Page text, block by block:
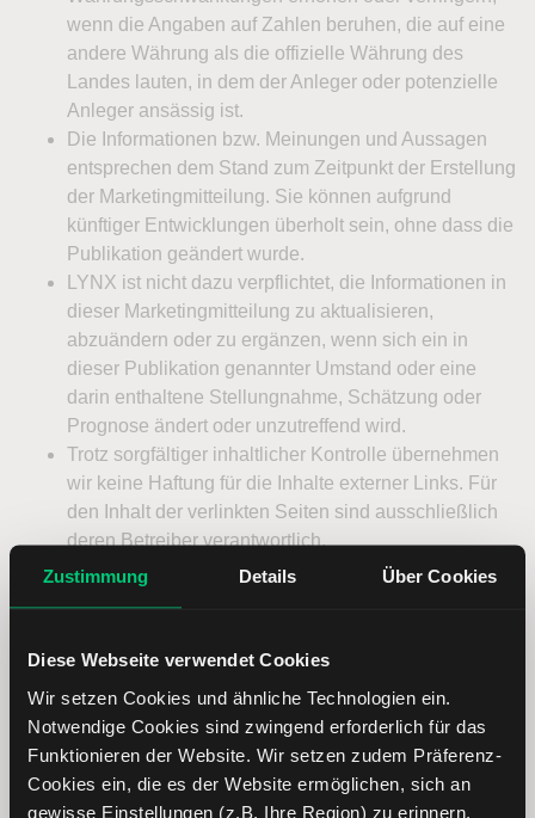
Zustimmung Details Über Cookies
Diese Webseite verwendet Cookies
Wir setzen Cookies und ähnliche Technologien ein.
Notwendige Cookies sind zwingend erforderlich für das
Funktionieren der Website. Wir setzen zudem Präferenz-
Cookies ein, die es der Website ermöglichen, sich an
gewisse Einstellungen (z.B. Ihre Region) zu erinnern.